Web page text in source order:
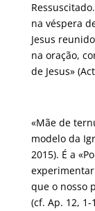
na véspera
Jesus
na oração,
de Jesus»
«Mãe de
modelo da
2015). É a
que o nosso
(cf. Ap. 12,